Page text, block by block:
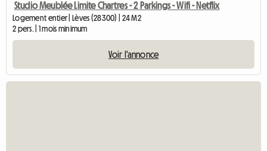
Studio Meublée Limite Chartres - 2 Parkings - Wifi - Netflix
Logement entier | Lèves (28300) | 24 M2
2 pers. | 1 mois minimum
Voir l'annonce